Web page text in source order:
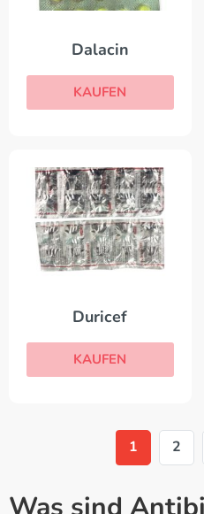
Dalacin
KAUFEN
Duricef
KAUFEN
1 2